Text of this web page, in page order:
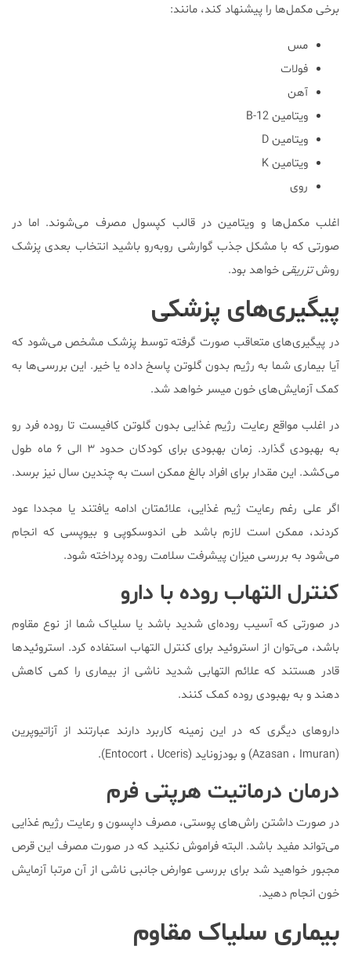
برخی مکمل‌ها را پیشنهاد کند، مانند:
مس
فولات
آهن
ویتامین B-12
ویتامین D
ویتامین K
روی
اغلب مکمل‌ها و ویتامین در قالب کپسول مصرف می‌شوند. اما در
صورتی که با مشکل جذب گوارشی روبه‌رو باشید انتخاب بعدی پزشک
روشتزریقی خواهد بود.
پیگیری‌های پزشکی
در پیگیری‌های متعاقب صورت گرفته توسط پزشک مشخص می‌شود که
آیا بیماری شما به رژیم بدون گلوتن پاسخ داده یا خیر. این بررسی‌ها به
کمک آزمایش‌های خون میسر خواهد شد.
در اغلب مواقع رعایت رژیم غذایی بدون گلوتن کافیست تا روده فرد رو
به بهبودی گذارد. زمان بهبودی برای کودکان حدود ۳ الی ۶ ماه طول
می‌کشد. این مقدار برای افراد بالغ ممکن است به چندین سال نیز برسد.
اگر علی رغم رعایت ژیم غذایی، علائمتان ادامه یافتند یا مجددا عود
کردند، ممکن است لازم باشد طی اندوسکوپی و بیوپسی که انجام
می‌شود به بررسی میزان پیشرفت سلامت روده پرداخته شود.
کنترل التهاب روده با دارو
در صورتی که آسیب روده‌ای شدید باشد یا سلیاک شما از نوع مقاوم
باشد، می‌توان از استروئید برای کنترل التهاب استفاده کرد. استروئیدها
قادر هستند که علائم التهابی شدید ناشی از بیماری را کمی کاهش
دهند و به بهبودی روده کمک کنند.
داروهای دیگری که در این زمینه کاربرد دارند عبارتند از آزاتیوپرین
(Azasan ، Imuran) و بودزوناید (Entocort ، Uceris).
درمان درماتیت هرپتی فرم
در صورت داشتن راش‌های پوستی، مصرف داپسون و رعایت رژیم غذایی
می‌تواند مفید باشد. البته فراموش نکنید که در صورت مصرف این قرص
مجبور خواهید شد برای بررسی عوارض جانبی ناشی از آن مرتبا آزمایش
خون انجام دهید.
بیماری سلیاک مقاوم